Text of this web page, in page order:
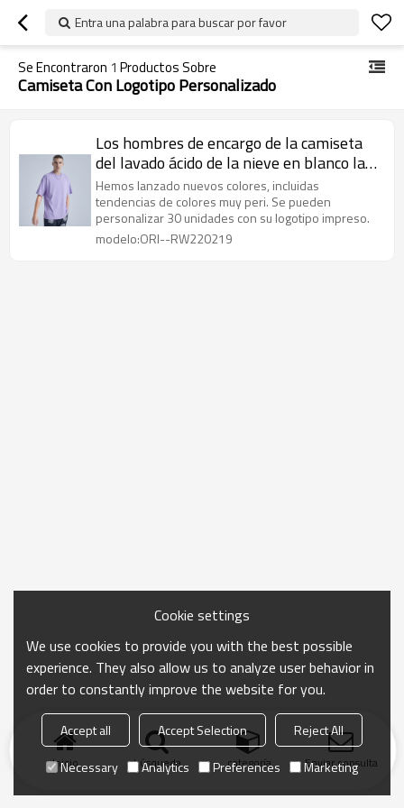
Entra una palabra para buscar por favor
Se Encontraron 1 Productos Sobre
Camiseta Con Logotipo Personalizado
Los hombres de encargo de la camiseta
del lavado ácido de la nieve en blanco la
camisa de algodón lavada vintage
púrpura de 220 G/M
Hemos lanzado nuevos colores, incluidas
tendencias de colores muy peri. Se pueden
personalizar 30 unidades con su logotipo impreso.
modelo:ORI--RW220219
Inicio búsqueda categoría Enviar consulta
Cookie settings
We use cookies to provide you with the best possible
experience. They also allow us to analyze user behavior in
order to constantly improve the website for you.
Accept all Accept Selection
Reject All
Necessary
Analytics Preferences Marketing